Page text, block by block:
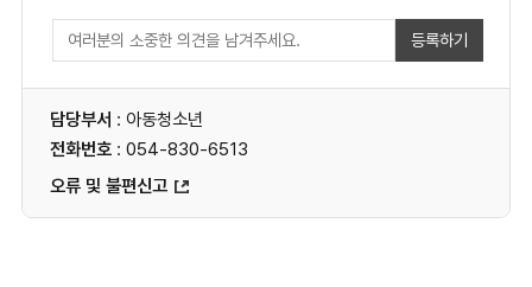
등록하기
담당부서 : 아동청소년
전화번호: 054-830-6513
오류 및 불편신고